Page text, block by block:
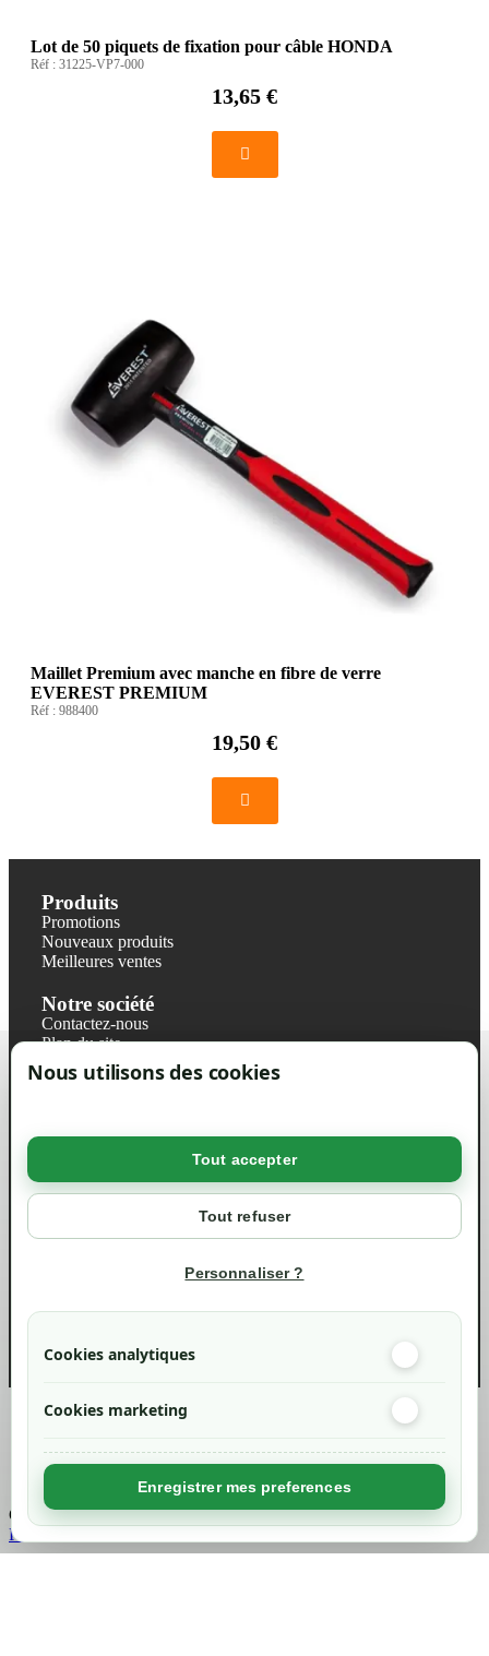
Nous utilisons des cookies
Tout accepter
Tout refuser
Personnaliser ?
Cookies analytiques
Cookies marketing
Enregistrer mes preferences
Lot de 50 piquets de fixation pour câble HONDA
Réf : 31225-VP7-000
13,65 €
Maillet Premium avec manche en fibre de verre
EVEREST PREMIUM
Réf : 988400
19,50 €
Produits
Promotions
Nouveaux produits
Meilleures ventes
Notre société
Contactez-nous
Plan du site
Magasin
Mentions légales
Politique de confidentialité RGPD
Votre compte
info@green-tech-shop.com
Created byNageoconcept
Chargement...
Retour en haut